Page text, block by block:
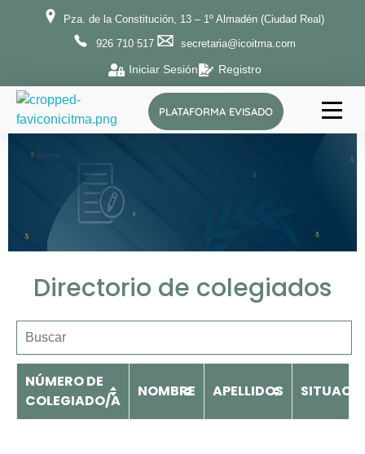
Pza. de la Constitución, 13 – 1º Almadén (Ciudad Real)
926 710 517
secretaria@icoitma.com
Iniciar Sesión Registro
ICOITMA
Ilustre Colegio Oficial de Ingenieros Técnicos de Minas y Graduados en Minas y Energía de la provincia de Ciudad Real
PLATAFORMA EVISADO
Directorio de colegiados
NÚMERO DE
COLEGIADO/A
NOMBRE APELLIDOS